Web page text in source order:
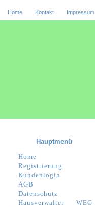
Home Kontakt Impressum
Hauptmenü
Home
Registrierung
Kundenlogin
AGB
Datenschutz
Hausverwalter
WEG-